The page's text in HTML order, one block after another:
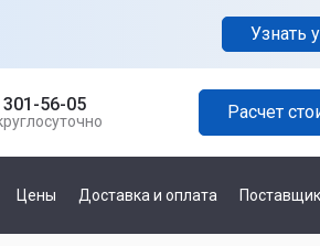
Узнать
56-05 Расчет
Цены Доставка и оплата